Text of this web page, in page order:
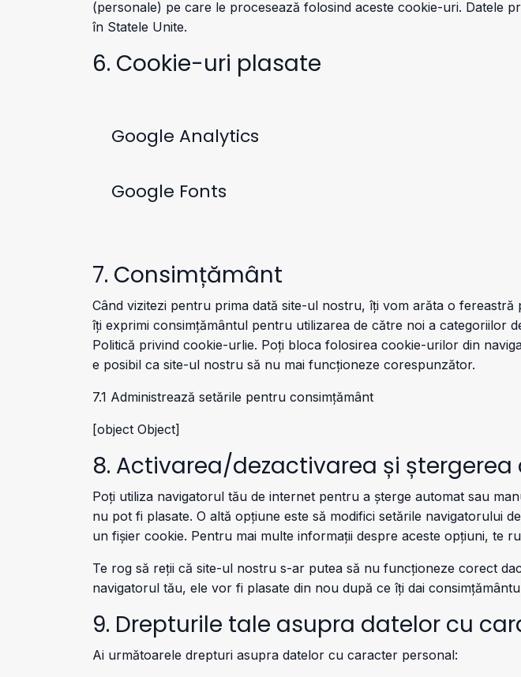
(personale) pe care le procesează folosind aceste cookie-uri. Datele
în Statele Unite.
6. Cookie-uri plasate
Google Analytics
Google Fonts
7. Consimțământ
Când vizitezi pentru prima dată site-ul nostru, îți vom arăta o
îți exprimi consimțământul pentru utilizarea de către noi a categoriilor
Politică privind cookie-urlie. Poți bloca folosirea cookie-urilor din
e posibil ca site-ul nostru să nu mai funcționeze corespunzător.
7.1 Administrează setările pentru consimțământ
[object Object]
8. Activarea/dezactivarea și
Poți utiliza navigatorul tău de internet pentru a șterge automat sau
nu pot fi plasate. O altă opțiune este să modifici setările navigatorului
un fișier cookie. Pentru mai multe informații despre aceste opțiuni, te
Te rog să reții că site-ul nostru s-ar putea să nu funcționeze corect
navigatorul tău, ele vor fi plasate din nou după ce îți dai
9. Drepturile tale asupra datelor cu
Ai următoarele drepturi asupra datelor cu caracter personal: